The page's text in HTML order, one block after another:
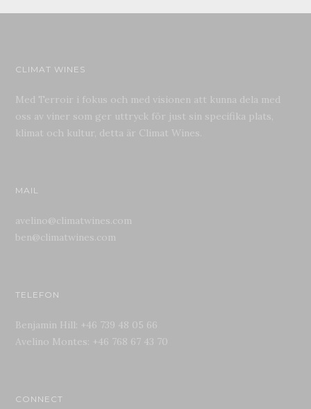
CLIMAT WINES
Med Terroir i fokus och med visionen att kunna dela med
oss av viner som ger uttryck för just sin specifika plats,
klimat och kultur, detta är Climat Wines.
MAIL
avelino@climatwines.com
ben@climatwines.com
TELEFON
Benjamin Hill: +46 739 48 05 66
Avelino Montes: +46 768 67 43 70
CONNECT